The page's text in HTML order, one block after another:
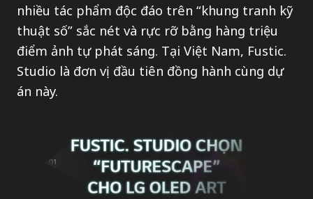
nhiều tác phẩm độc đáo trên “khung tranh kỹ
thuật số” sắc nét và rực rỡ bằng hàng triệu
điểm ảnh tự phát sáng. Tại Việt Nam, Fustic.
Studio là đơn vị đầu tiên đồng hành cùng dự
án này.